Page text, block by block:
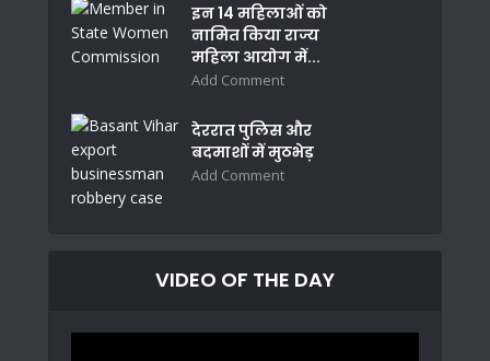
इन 14 महिलाओं को
नामित किया राज्य
महिला आयोग में...
Add Comment
देररात पुलिस और
बदमाशों में मुठभेड़
Add Comment
VIDEO OF THE DAY